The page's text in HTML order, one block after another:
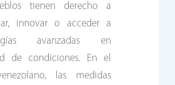
tienen derecho a
innovar o acceder a
avanzadas en
de condiciones. En el
las medidas